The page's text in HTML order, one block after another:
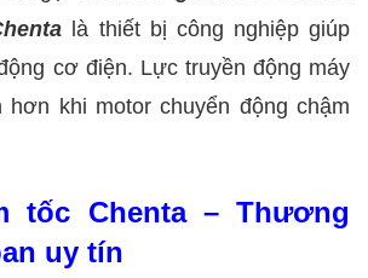
là thiết bị công nghiệp giúp
cơ điện. Lực truyền động máy
khi motor chuyển động chậm
tốc Chenta – Thương
uy tín